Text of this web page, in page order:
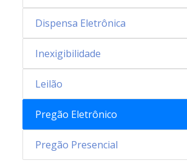
Dispensa Eletrônica
Inexigibilidade
Leilão
Pregão Eletrônico
Pregão Presencial